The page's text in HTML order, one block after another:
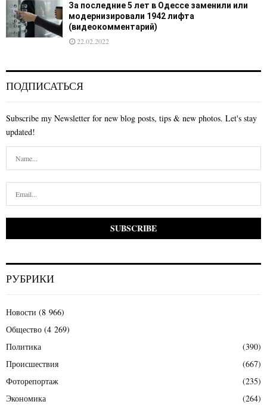
За последние 5 лет в Одессе заменили или
модернизировали 1942 лифта
(видеокомментарий)
22.02.2022
ПОДПИСАТЬСЯ
Subscribe my Newsletter for new blog posts, tips & new photos. Let's stay
updated!
РУБРИКИ
Новости (8 966)
Общество (4 269)
Политика
(390)
Происшествия
(667)
Фоторепортаж
(235)
Экономика
(264)